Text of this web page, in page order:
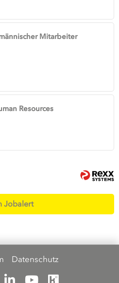
Mitarbeiter
Resources
Jobalert
Datenschutz